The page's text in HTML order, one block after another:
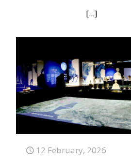
[...]
12 February, 2026